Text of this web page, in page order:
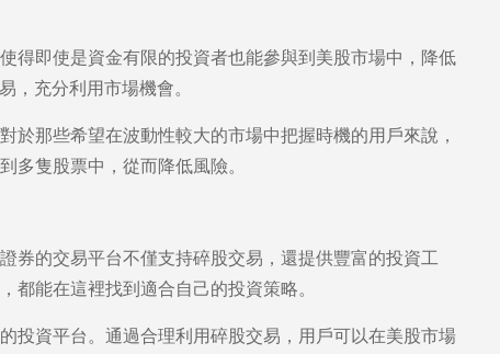
得即使是資金有限的投資者也能參與到美股市場中，降低
，充分利用市場機會。
於那些希望在波動性較大的市場中把握時機的用戶來說，
多隻股票中，從而降低風險。
券的交易平台不僅支持碎股交易，還提供豐富的投資工
都能在這裡找到適合自己的投資策略。
投資平台。通過合理利用碎股交易，用戶可以在美股市場